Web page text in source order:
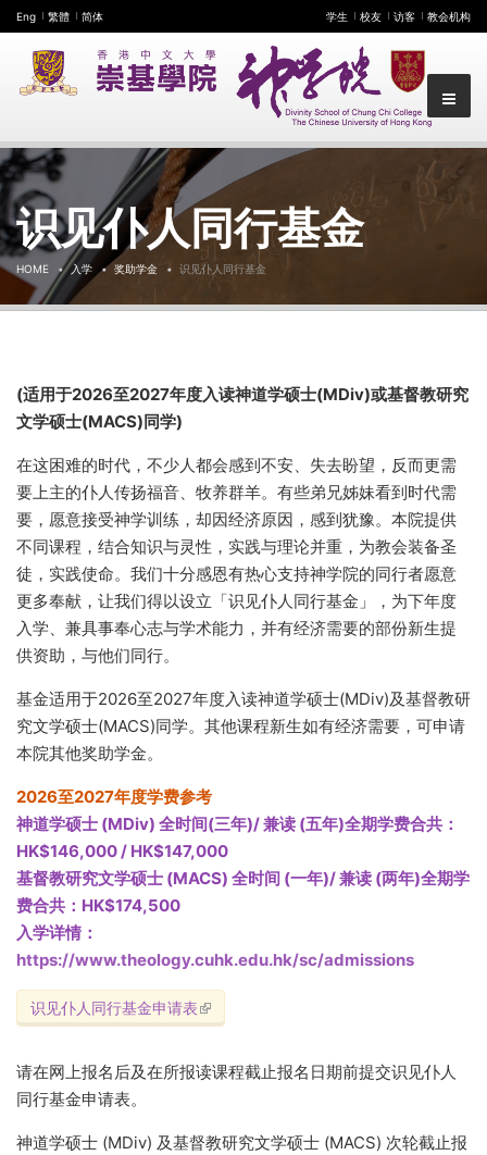
Eng 繁體 简体 学生 校友 访客 教会机构
识见仆人同行基金
HOME 入学 奖助学金 识见仆人同行基金
(适用于2026至2027年度入读神道学硕士(MDiv)或基督教研究
文学硕士(MACS)同学)
在这困难的时代，不少人都会感到不安、失去盼望，反而更需
要上主的仆人传扬福音、牧养群羊。有些弟兄姊妹看到时代需
要，愿意接受神学训练，却因经济原因，感到犹豫。本院提供
不同课程，结合知识与灵性，实践与理论并重，为教会装备圣
徒，实践使命。我们十分感恩有热心支持神学院的同行者愿意
更多奉献，让我们得以设立「识见仆人同行基金」，为下年度
入学、兼具事奉心志与学术能力，并有经济需要的部份新生提
供资助，与他们同行。
基金适用于2026至2027年度入读神道学硕士(MDiv)及基督教研
究文学硕士(MACS)同学。其他课程新生如有经济需要，可申请
本院其他奖助学金。
2026至2027年度学费参考
神道学硕士 (MDiv) 全时间(三年)/ 兼读 (五年)全期学费合共：
HK$146,000 / HK$147,000
基督教研究文学硕士 (MACS) 全时间 (一年)/ 兼读 (两年)全期学
费合共：HK$174,500
入学详情：
https://www.theology.cuhk.edu.hk/sc/admissions
识见仆人同行基金申请表(link is external)
请在网上报名后及在所报读课程截止报名日期前提交识见仆人
同行基金申请表。
神道学硕士 (MDiv) 及基督教研究文学硕士 (MACS) 次轮截止报